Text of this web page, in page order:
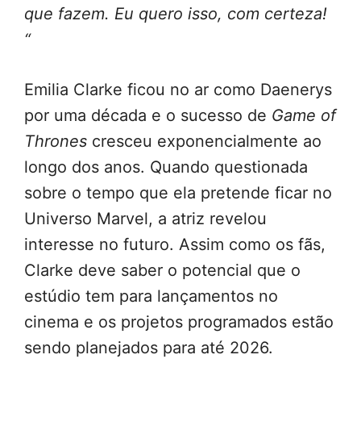
que fazem. Eu quero isso, com certeza!
“
Emilia Clarke ficou no ar como Daenerys
por uma década e o sucesso de Game of
Thrones cresceu exponencialmente ao
longo dos anos. Quando questionada
sobre o tempo que ela pretende ficar no
Universo Marvel, a atriz revelou
interesse no futuro. Assim como os fãs,
Clarke deve saber o potencial que o
estúdio tem para lançamentos no
cinema e os projetos programados estão
sendo planejados para até 2026.